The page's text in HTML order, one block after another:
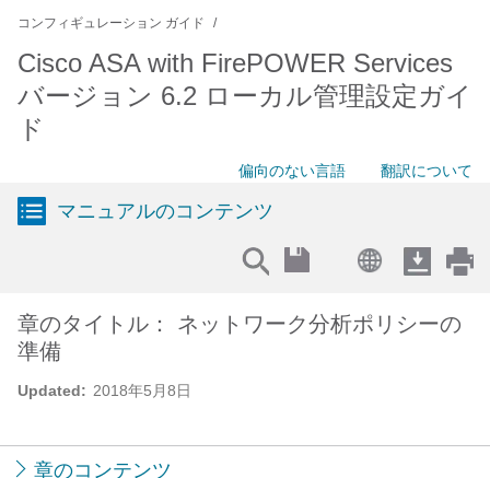
コンフィギュレーション ガイド
Cisco ASA with FirePOWER Services
バージョン 6.2 ローカル管理設定ガイ
ド
偏向のない言語 翻訳について
マニュアルのコンテンツ
Updated: 2018年5月8日
章のタイトル： ネットワーク分析ポリシーの
準備
章のコンテンツ